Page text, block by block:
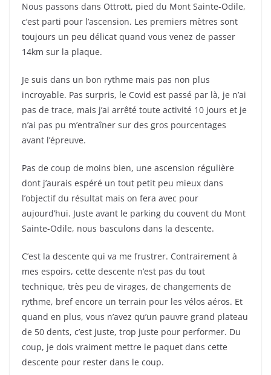
Nous passons dans Ottrott, pied du Mont Sainte-Odile,
c’est parti pour l’ascension. Les premiers mètres sont
toujours un peu délicat quand vous venez de passer
14km sur la plaque.
Je suis dans un bon rythme mais pas non plus
incroyable. Pas surpris, le Covid est passé par là, je n’ai
pas de trace, mais j’ai arrêté toute activité 10 jours et je
n’ai pas pu m’entraîner sur des gros pourcentages
avant l’épreuve.
Pas de coup de moins bien, une ascension régulière
dont j’aurais espéré un tout petit peu mieux dans
l’objectif du résultat mais on fera avec pour
aujourd’hui. Juste avant le parking du couvent du Mont
Sainte-Odile, nous basculons dans la descente.
C’est la descente qui va me frustrer. Contrairement à
mes espoirs, cette descente n’est pas du tout
technique, très peu de virages, de changements de
rythme, bref encore un terrain pour les vélos aéros. Et
quand en plus, vous n’avez qu’un pauvre grand plateau
de 50 dents, c’est juste, trop juste pour performer. Du
coup, je dois vraiment mettre le paquet dans cette
descente pour rester dans le coup.